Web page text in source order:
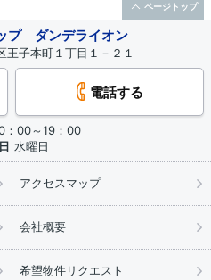
プ ダンデライオン
王子本町１丁目１－２１
電話する
：00～19：00
水曜日
アクセスマップ
会社概要
希望物件リクエスト
ページトップ